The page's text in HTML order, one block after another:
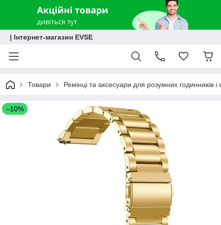
| Інтернет-магазин EVSE
Товари Ремінці та аксесуари для розумних годинників і
–10%